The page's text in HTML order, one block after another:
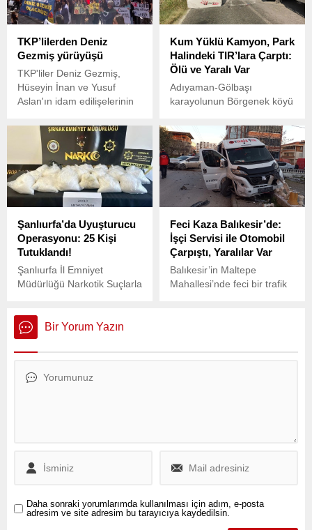
ölü olarak bulunan Narin
işledikleri gerekçesiyle
tutuklanan 12 kişiden 4’ü
hakkında dava açılmıştı.
TKP’lilerden Deniz
Gezmiş yürüyüşü
TKP'liler Deniz Gezmiş,
Hüseyin İnan ve Yusuf
Aslan'ın idam edilişelerinin
yürüdü.
Kum Yüklü Kamyon, Park
Halindeki TIR’lara Çarptı:
Ölü ve Yaralı Var
Adıyaman-Gölbaşı
karayolunun Börgenek köyü
idaresindeki kum yüklü
kamyon, direksiyon
hakimiyetini kaybederek
petrol istasyonunda park
halindeki iki TIR’a çarptı.
Şanlıurfa’da Uyuşturucu
Operasyonu: 25 Kişi
Tutuklandı!
Şanlıurfa İl Emniyet
Müdürlüğü Narkotik Suçlarla
yönelik kapsamlı bir
operasyon gerçekleştirdi.
Feci Kaza Balıkesir’de:
İşçi Servisi ile Otomobil
Çarpıştı, Yaralılar Var
Balıkesir’in Maltepe
Mahallesi’nde feci bir trafik
yönetimindeki servis
Bir Yorum Yazın
Daha sonraki yorumlarımda kullanılması için adım, e-posta
adresim ve site adresim bu tarayıcıya kaydedilsin.